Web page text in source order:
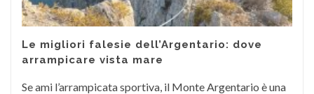
Le migliori falesie dell’Argentario: dove
arrampicare vista mare
Se ami l’arrampicata sportiva, il Monte Argentario è una